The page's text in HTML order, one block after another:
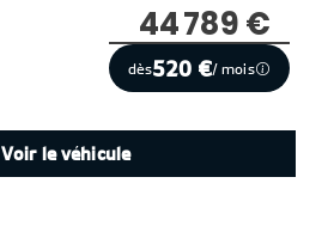
44 789 €
dès520 €/ mois
Voir le véhicule